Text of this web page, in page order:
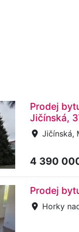
Prodej
Jičínská,
Jičínská,
4 390
Prodej
Horky